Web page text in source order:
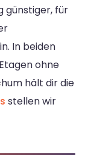
günstiger, für
In beiden
ohne
hält dir die
stellen wir